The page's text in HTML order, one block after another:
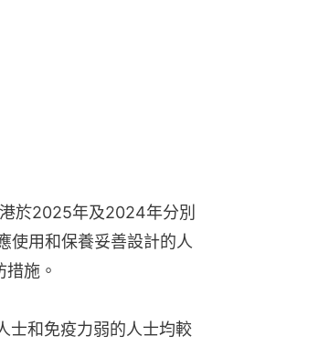
於2025年及2024年分別
使用和保養妥善設計的人
施。
士和免疫力弱的人士均較